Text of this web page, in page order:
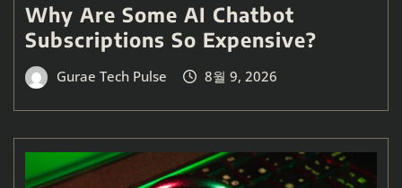
Why Are Some AI Chatbot
Subscriptions So Expensive?
Gurae Tech Pulse 8월 9, 2026